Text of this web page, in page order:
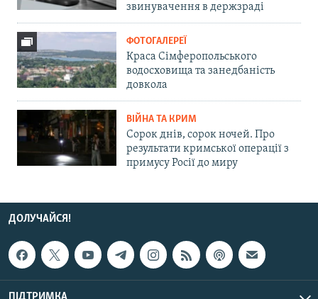
звинувачення в держзраді
ФОТОГАЛЕРЕЇ
Краса Сімферопольського
водосховища та занедбаність
довкола
ВІЙНА ТА КРИМ
Сорок днів, сорок ночей. Про
результати кримської операції з
примусу Росії до миру
ДОЛУЧАЙСЯ!
ПІДТРИМКА